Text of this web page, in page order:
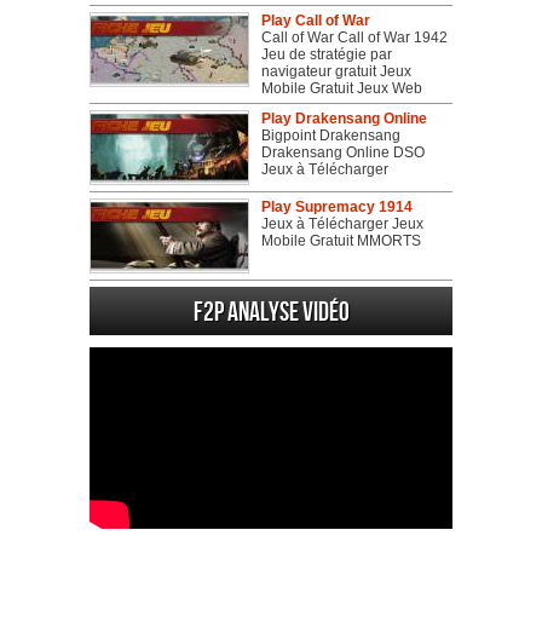
Play Call of War
Call of War Call of War 1942
Jeu de stratégie par
navigateur gratuit Jeux
Mobile Gratuit Jeux Web
Play Drakensang Online
Bigpoint Drakensang
Drakensang Online DSO
Jeux à Télécharger
Play Supremacy 1914
Jeux à Télécharger Jeux
Mobile Gratuit MMORTS
F2P Analyse vidéo